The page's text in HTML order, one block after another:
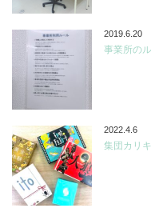
2019.6.20
事業所の
2022.4.6
集団カリ